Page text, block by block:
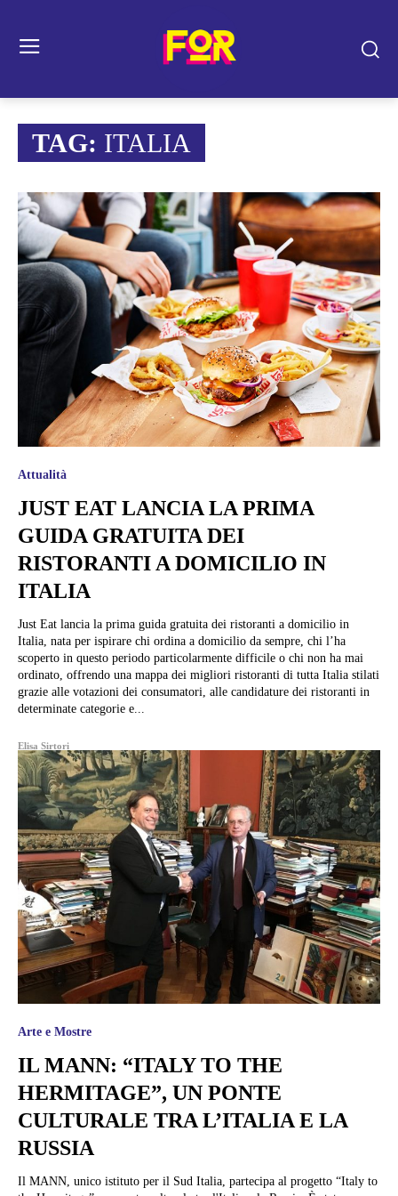
TAG: ITALIA
Attualità
JUST EAT LANCIA LA PRIMA
GUIDA GRATUITA DEI
RISTORANTI A DOMICILIO IN
ITALIA
Just Eat lancia la prima guida gratuita dei ristoranti a domicilio in
Italia, nata per ispirare chi ordina a domicilio da sempre, chi l’ha
scoperto in questo periodo particolarmente difficile o chi non ha mai
ordinato, offrendo una mappa dei migliori ristoranti di tutta Italia stilati
grazie alle votazioni dei consumatori, alle candidature dei ristoranti in
determinate categorie e...
Elisa Sirtori
Arte e Mostre
IL MANN: “ITALY TO THE
HERMITAGE”, UN PONTE
CULTURALE TRA L’ITALIA E LA
RUSSIA
Il MANN, unico istituto per il Sud Italia, partecipa al progetto “Italy to